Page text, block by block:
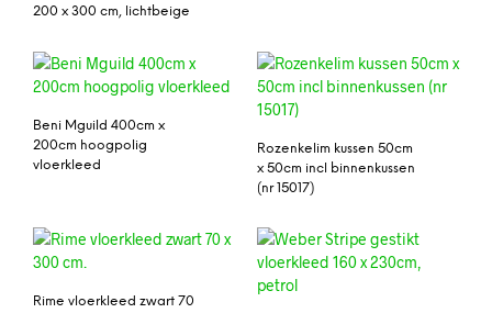
200 x 300 cm, lichtbeige
Beni Mguild 400cm x
200cm hoogpolig
vloerkleed
Rozenkelim kussen 50cm
x 50cm incl binnenkussen
(nr 15017)
Rime vloerkleed zwart 70